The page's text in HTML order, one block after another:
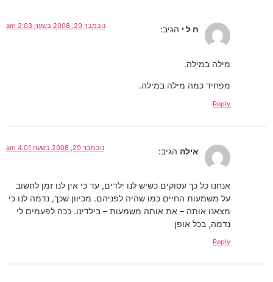
ח ל י הגיב: נובמבר 29, 2008 בשעה 2:03 am
מילה במילה.
מפחיד כמה מילה במילה.
Reply
אילה הגיב: נובמבר 29, 2008 בשעה 4:01 am
אנחנו כל כך עסוקים כשיש לנו ילדים, עד כי אין לנו זמן לחשוב
על משמעות החיים כמו שהיה לפניהם. מכיוון שכך, נדמה לנו כי
מצאנו אותה – את אותה משמעות – בילדינו. ככה לפעמים לי
נדמה, בכל אופן
Reply